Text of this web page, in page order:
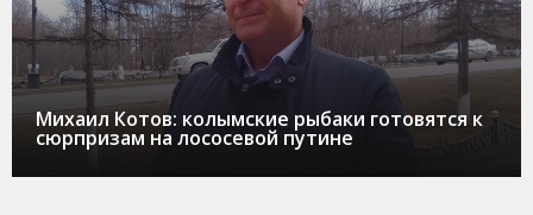
Михаил Котов: колымские рыбаки готовятся к
сюрпризам на лососевой путине